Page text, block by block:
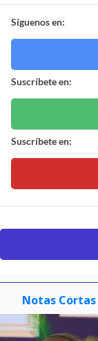
Síguenos en:
Suscríbete en:
Suscríbete en:
Notas Cortas